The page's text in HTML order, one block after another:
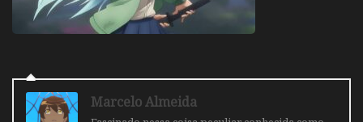
Marcelo Almeida